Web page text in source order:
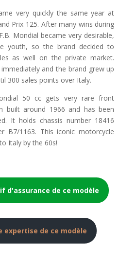
very quickly the same year at
Prix 125. After many wins during
Mondial became very desirable,
youth, so the brand decided to
as well on the private market.
and the brand grew up
300 sales points over Italy.
50 cc gets very rare front
built around 1966 and has been
It holds chassis number 18416
B7/1163. This iconic motorcycle
Italy by the 60s!
d'assurance de ce modèle
expertise de ce modèle